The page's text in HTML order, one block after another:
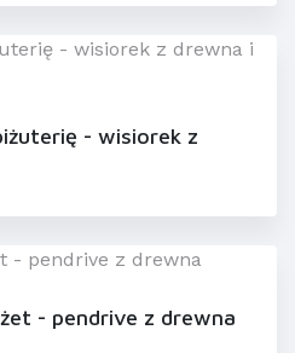
- wisiorek z
- pendrive z drewna